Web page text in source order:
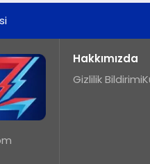
Hakkımızda
Gizlilik Bildirimi